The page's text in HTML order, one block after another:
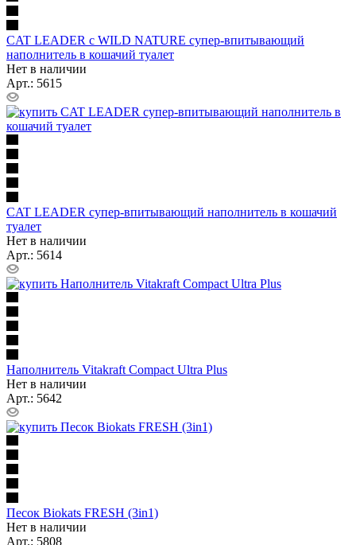
CAT LEADER с WILD NATURE супер-впитывающий
наполнитель в кошачий туалет
Нет в наличии
Арт.: 5615
CAT LEADER супер-впитывающий наполнитель в кошачий
туалет
Нет в наличии
Арт.: 5614
Наполнитель Vitakraft Compact Ultra Plus
Нет в наличии
Арт.: 5642
Песок Biokats FRESH (3in1)
Нет в наличии
Арт.: 5808